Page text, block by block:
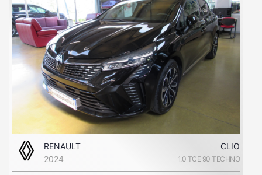
RENAULT
CLIO
2024
1.0 TCE 90 TECHNO